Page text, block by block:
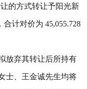
的方式转让予阳光新
计对价为 45,055.728
放弃其转让后所持有
士、王金诚先生均将